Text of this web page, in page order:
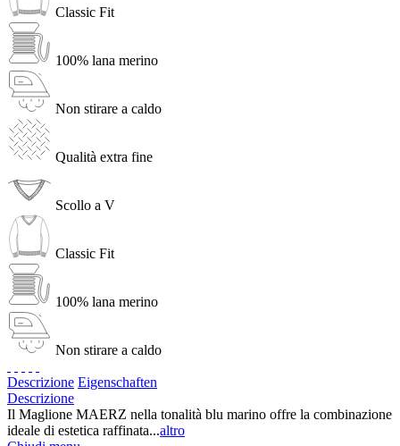
Classic Fit
100% lana merino
Non stirare a caldo
Qualità extra fine
Scollo a V
Classic Fit
100% lana merino
Non stirare a caldo
Descrizione Eigenschaften
Descrizione
Il Maglione MAERZ nella tonalità blu marino offre la combinazione
ideale di estetica raffinata...altro